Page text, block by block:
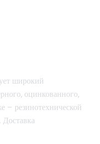
широкий
оцинкованного,
– резинотехнической